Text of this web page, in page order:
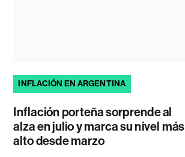
INFLACIÓN EN ARGENTINA
Inflación porteña sorprende al
alza en julio y marca su nivel más
alto desde marzo